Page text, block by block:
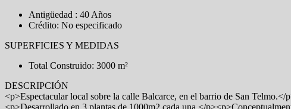
Antigüedad : 40 Años
Crédito: No especificado
SUPERFICIES Y MEDIDAS
Total Construido: 3000 m²
DESCRIPCIÓN
<p>Espectacular local sobre la calle Balcarce, en el barrio de San
<p>Desarrollado en 3 plantas de 1000m2 cada una.</